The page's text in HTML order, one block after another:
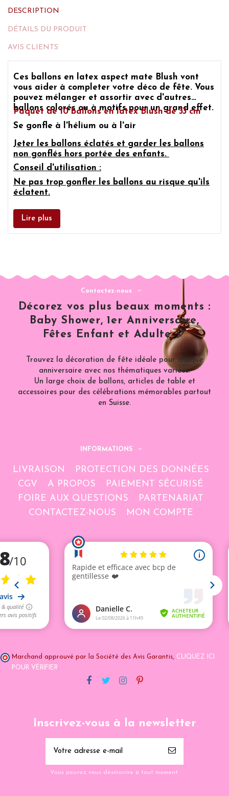
DESCRIPTION
DÉTAILS DU PRODUIT
AVIS CLIENTS
Ces ballons en latex aspect mate Blush vont
vous aider à completer votre déco de fête. Vous
pouvez mélanger et assortir avec d'autres
ballons colorés ou à motifs pour un grand effet.
Paquet de10 ballons en latex Blushde 33 cm
Se gonfle à l'hélium ou à l'air
Jeter les ballons éclatés et garder les ballons
non gonflés hors portée des enfants.
Conseil d'utilisation :
Ne pas trop gonfler les ballons au risque qu'ils
éclatent.
Lire plus
Contactez-nous
Décorez vos plus beaux moments :
Baby Shower, 1er Anniversaire,
Fêtes Enfant et Adulte 🎈
Trouvez la décoration de fête idéale pour chaque
anniversaire avec nos thématiques variées.
Un large choix de ballons, articles de table et
accessoires pour des célébrations mémorables partout
en Suisse.
INFORMATIONS
LIVRAISON
PROTECTION DES DONNÉES
CGV
A PROPOS
PAIEMENT SÉCURISÉ
FOIRE AUX QUESTIONS
PARTENARIAT
CONTACTEZ-NOUS
MON COMPTE
Marchand approuvé par la Société des Avis Garantis, CLIQUEZ ICI
POUR VÉRIFIER.
Inscrivez-vous à la newsletter
Vous pouvez vous désinscrire à tout moment.